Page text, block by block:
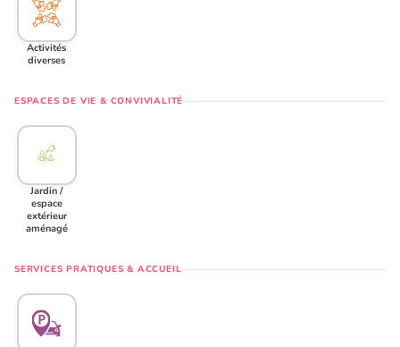
Activités
diverses
ESPACES DE VIE & CONVIVIALITÉ
Jardin /
espace
extérieur
aménagé
SERVICES PRATIQUES & ACCUEIL